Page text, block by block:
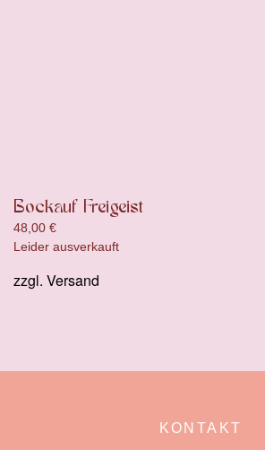
Bockauf Freigeist
48,00 €
Leider ausverkauft
zzgl. Versand
KONTAKT